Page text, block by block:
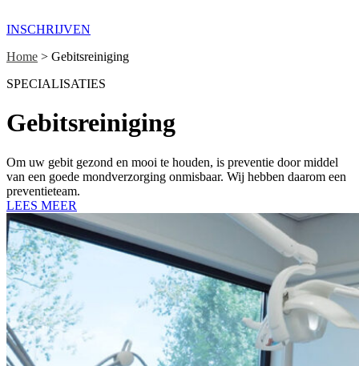
INSCHRIJVEN
Home > Gebitsreiniging
SPECIALISATIES
Gebitsreiniging
Om uw gebit gezond en mooi te houden, is preventie door middel
van een goede mondverzorging onmisbaar. Wij hebben daarom een
preventieteam.
LEES MEER